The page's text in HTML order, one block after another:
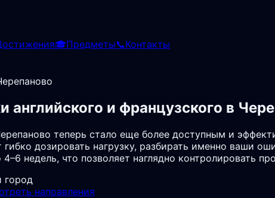
🎓Предметы📞Контакты
английского и французского в
теперь стало еще более доступным и
дозировать нагрузку, разбирать именно ваши
недель, что позволяет наглядно контролировать
город
направления